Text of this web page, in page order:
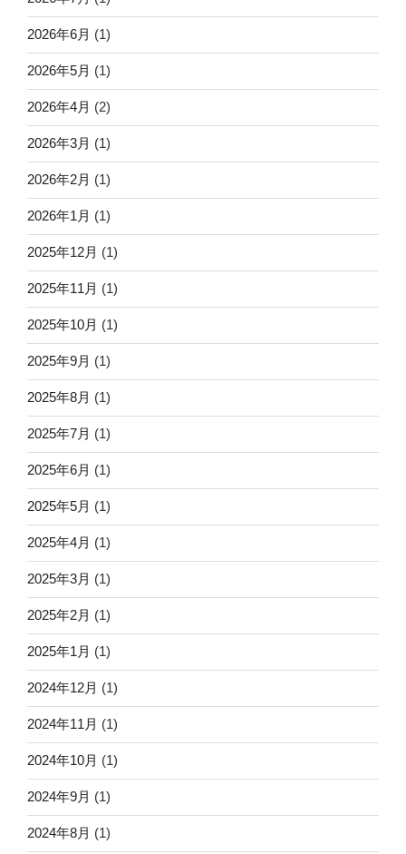
2026年6月 (1)
2026年5月 (1)
2026年4月 (2)
2026年3月 (1)
2026年2月 (1)
2026年1月 (1)
2025年12月 (1)
2025年11月 (1)
2025年10月 (1)
2025年9月 (1)
2025年8月 (1)
2025年7月 (1)
2025年6月 (1)
2025年5月 (1)
2025年4月 (1)
2025年3月 (1)
2025年2月 (1)
2025年1月 (1)
2024年12月 (1)
2024年11月 (1)
2024年10月 (1)
2024年9月 (1)
2024年8月 (1)